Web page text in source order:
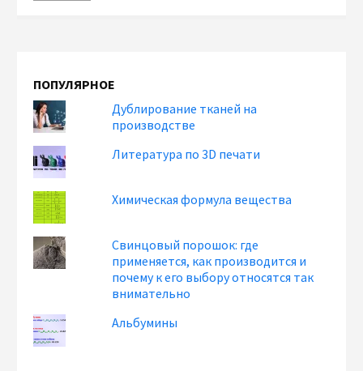
ПОПУЛЯРНОЕ
Дублирование тканей на
производстве
Литература по 3D печати
Химическая формула вещества
Свинцовый порошок: где
применяется, как производится и
почему к его выбору относятся так
внимательно
Альбумины